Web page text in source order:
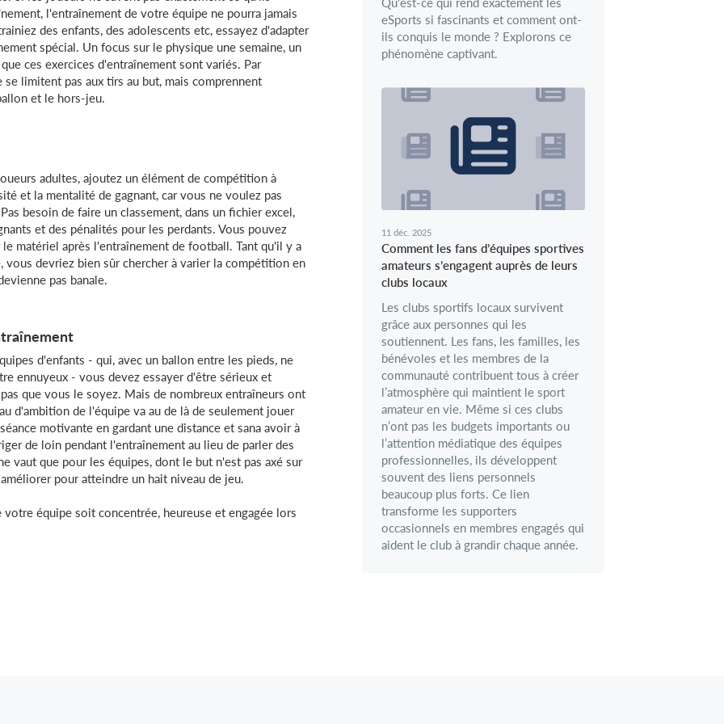
l'entraînement de votre équipe ne pourra jamais
des enfants, des adolescents etc, essayez d'adapter
spécial. Un focus sur le physique une semaine, un
ces exercices d'entraînement sont variés. Par
limitent pas aux tirs au but, mais comprennent
et le hors-jeu.
adultes, ajoutez un élément de compétition à
et la mentalité de gagnant, car vous ne voulez pas
besoin de faire un classement, dans un fichier excel,
et des pénalités pour les perdants. Vous pouvez
matériel après l'entraînement de football. Tant qu'il y a
devriez bien sûr chercher à varier la compétition en
pas banale.
d'enfants - qui, avec un ballon entre les pieds, ne
ennuyeux - vous devez essayer d'être sérieux et
que vous le soyez. Mais de nombreux entraîneurs ont
d'ambition de l'équipe va au de là de seulement jouer
motivante en gardant une distance et sana avoir à
de loin pendant l'entraînement au lieu de parler des
vaut que pour les équipes, dont le but n'est pas axé sur
pour atteindre un hait niveau de jeu.
équipe soit concentrée, heureuse et engagée lors
eSports si fascinants et comment ont-
ils conquis le monde ? Explorons ce
phénomène captivant.
11 déc. 2025
Comment les fans d’équipes sportives
amateurs s’engagent auprès de leurs
clubs locaux
Les clubs sportifs locaux survivent
grâce aux personnes qui les
soutiennent. Les fans, les familles, les
bénévoles et les membres de la
communauté contribuent tous à créer
l’atmosphère qui maintient le sport
amateur en vie. Même si ces clubs
n’ont pas les budgets importants ou
l’attention médiatique des équipes
professionnelles, ils développent
souvent des liens personnels
beaucoup plus forts. Ce lien
transforme les supporters
occasionnels en membres engagés qui
aident le club à grandir chaque année.